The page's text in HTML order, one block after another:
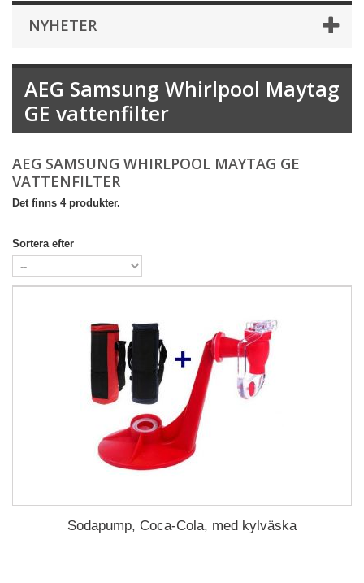
NYHETER
AEG Samsung Whirlpool Maytag
GE vattenfilter
AEG SAMSUNG WHIRLPOOL MAYTAG GE
VATTENFILTER
Det finns 4 produkter.
Sortera efter
Sodapump, Coca-Cola, med kylväska